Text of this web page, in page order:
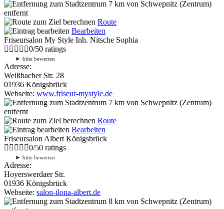
7 km von Schwepnitz (Zentrum)
entfernt
Route
Bearbeiten
Friseursalon My Style Inh. Nitsche Sophia
0/50 ratings
► bitte bewerten
Adresse:
Weißbacher Str. 28
01936 Königsbrück
Webseite: www.friseur-mystyle.de
7 km von Schwepnitz (Zentrum)
entfernt
Route
Bearbeiten
Friseursalon Albert Königsbrück
0/50 ratings
► bitte bewerten
Adresse:
Hoyerswerdaer Str.
01936 Königsbrück
Webseite: salon-ilona-albert.de
8 km von Schwepnitz (Zentrum)